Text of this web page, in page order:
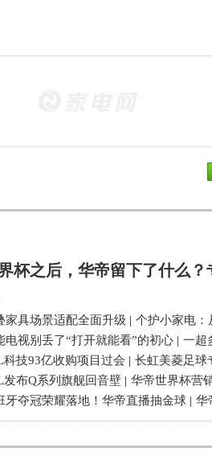
杯之后，华帝留下了什么
家具场景适配全面升级 | 个护小家电：
电视别丢了“打开就能看”的初心 | 一超
科技93亿收购项目过会 | 长虹美菱足球
发布Q系列旗舰回音壁 | 华帝世界杯营
牙夺冠荣耀落地！华帝直播抽金球 | 华